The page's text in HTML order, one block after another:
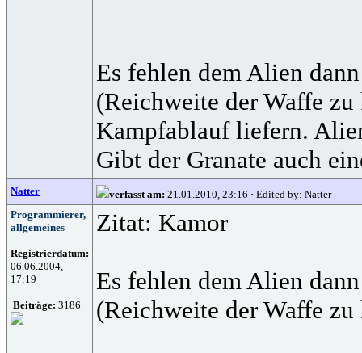
Es fehlen dem Alien
(Reichweite der Waffe
Kampfablauf liefern.
Gibt der Granate auch
Natter verfasst am: 21.01.2010, 23:16 · Edited by: Natter
Programmierer,
allgemeines
Registrierdatum:
06.06.2004,
17:19
Beiträge: 3186
Zitat: Kamor
Es fehlen dem Alien
(Reichweite der Waffe